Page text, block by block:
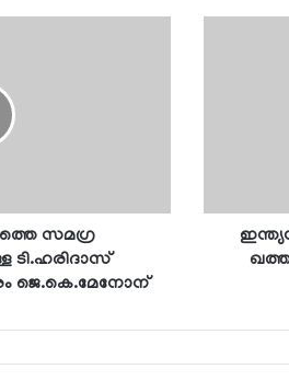
സമഗ്ര
ടി.ഹരിദാസ്
ജെ.കെ.മേനോന്